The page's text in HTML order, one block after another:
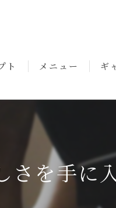
ト メニュー ギ
さを手に